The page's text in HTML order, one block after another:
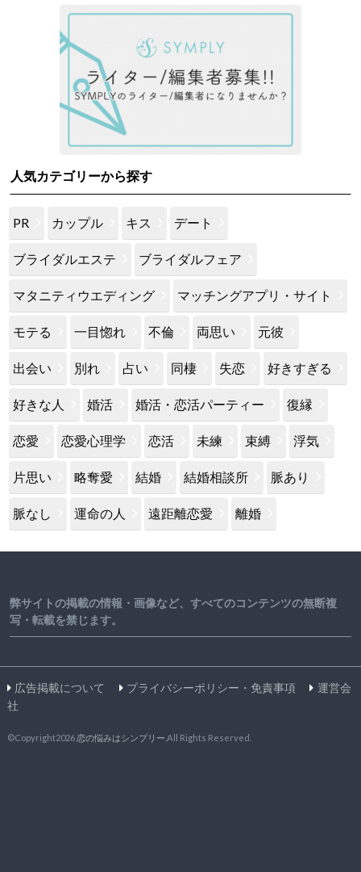
人気カテゴリーから探す
PR カップル キス デート
ブライダルエステ ブライダルフェア
マタニティウエディング マッチングアプリ・サイト
モテる 一目惚れ 不倫 両思い 元彼
出会い 別れ 占い 同棲 失恋 好きすぎる
好きな人 婚活 婚活・恋活パーティー 復縁
恋愛 恋愛心理学 恋活 未練 束縛 浮気
片思い 略奪愛 結婚 結婚相談所 脈あり
脈なし 運命の人 遠距離恋愛 離婚
弊サイトの掲載の情報・画像など、すべてのコンテンツの無断複
写・転載を禁じます。
広告掲載について プライバシーポリシー・免責事項
運営会
社
©Copyright2026恋の悩みはシンプリー .All Rights Reserved.